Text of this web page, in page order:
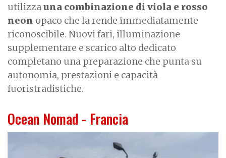
utilizzauna combinazione di viola e rosso
neon opaco che la rende immediatamente
riconoscibile. Nuovi fari, illuminazione
supplementare e scarico alto dedicato
completano una preparazione che punta su
autonomia, prestazioni e capacità
fuoristradistiche.
Ocean Nomad - Francia